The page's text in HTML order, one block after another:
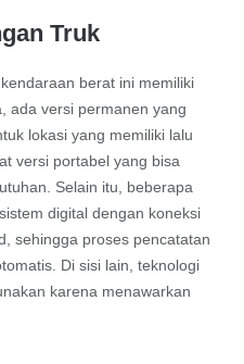
Truk
berat ini memiliki
ada versi permanen yang
lokasi yang memiliki lalu
versi portabel yang bisa
Selain itu, beberapa
digital dengan koneksi
sehingga proses pencatatan
Di sisi lain, teknologi
karena menawarkan